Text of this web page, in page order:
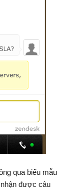
qua biểu mẫu
được câu